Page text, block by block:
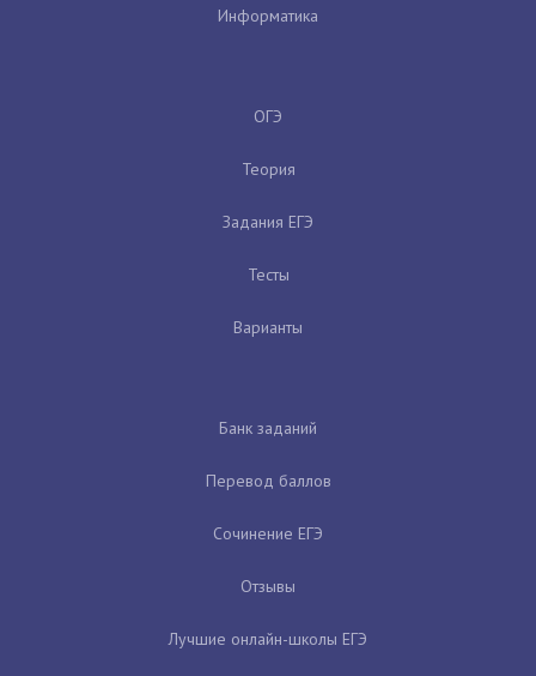
Информатика
ОГЭ
Теория
Задания ЕГЭ
Тесты
Варианты
Банк заданий
Перевод баллов
Сочинение ЕГЭ
Отзывы
Лучшие онлайн-школы ЕГЭ